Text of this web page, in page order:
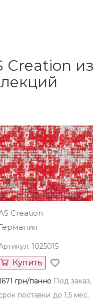
Creation из
Creation
Германия
1025015
Купить
грн/панно Под заказ,
поставки до 1,5 мес.